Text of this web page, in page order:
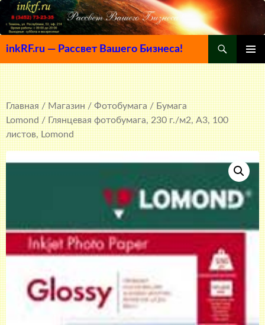
inkRF.ru — Рассвет Вашего Бизнеса!
МЕНЮ
К
СОДЕРЖИМОМУ
Главная/Магазин/Фотобумага/Бумага
Lomond/ Глянцевая фотобумага, 230 г./м2, A3, 100
листов, Lomond